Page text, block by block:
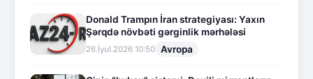
Donald Trampın İran strategiyası: Yaxın
Şərqdə növbəti gərginlik mərhələsi
26.İyul.2026 10:50 Avropa